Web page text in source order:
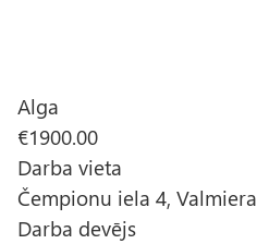
Alga
€1900.00
Darba vieta
Čempionu iela 4, Valmiera
Darba devējs